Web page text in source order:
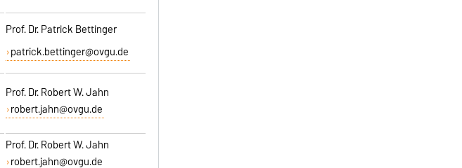
Prof. Dr. Patrick Bettinger
patrick.bettinger@ovgu.de
Prof. Dr. Robert W. Jahn
robert.jahn@ovgu.de
Prof. Dr. Robert W. Jahn
robert.jahn@ovgu.de